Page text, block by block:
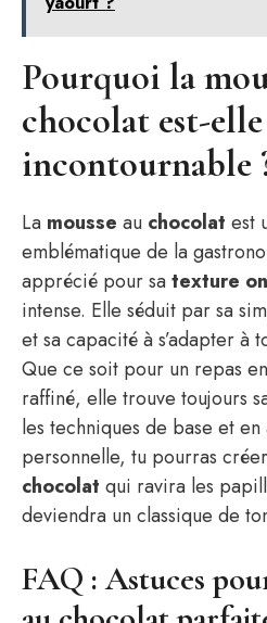
Pourquoi la
chocolat est-
incontournable
La mousse au chocolat est
emblématique de la
apprécié pour satexture
intense. Elle séduit par sa
et sa capacité à s’adapter à
Que ce soit pour un repas
raffiné, elle trouve toujours
les techniques de base et
personnelle, tu pourras
chocolat qui ravira les
deviendra un classique de
FAQ : Astuces